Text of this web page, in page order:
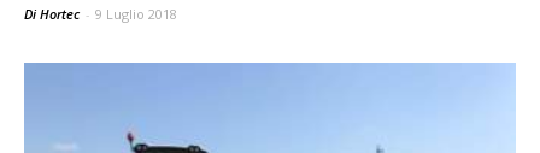
Di Hortec - 9 Luglio 2018